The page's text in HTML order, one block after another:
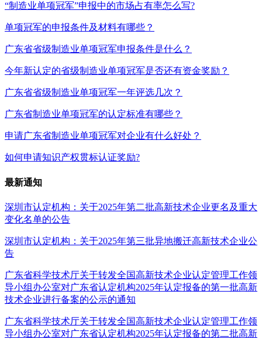
“制造业单项冠军”申报中的市场占有率怎么写?
单项冠军的申报条件及材料有哪些？
广东省省级制造业单项冠军申报条件是什么？
今年新认定的省级制造业单项冠军是否还有资金奖励？
广东省省级制造业单项冠军一年评选几次？
广东省制造业单项冠军的认定标准有哪些？
申请广东省制造业单项冠军对企业有什么好处？
如何申请知识产权贯标认证奖励?
最新通知
深圳市认定机构：关于2025年第二批高新技术企业更名及重大
变化名单的公告
深圳市认定机构：关于2025年第三批异地搬迁高新技术企业公
告
广东省科学技术厅关于转发全国高新技术企业认定管理工作领
导小组办公室对广东省认定机构2025年认定报备的第一批高新
技术企业进行备案的公示的通知
广东省科学技术厅关于转发全国高新技术企业认定管理工作领
导小组办公室对广东省认定机构2025年认定报备的第二批高新